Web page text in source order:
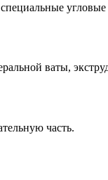
ваты,
часть.